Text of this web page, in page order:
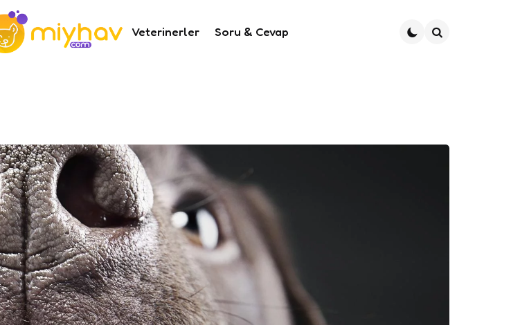
Veterinerler Soru & Cevap